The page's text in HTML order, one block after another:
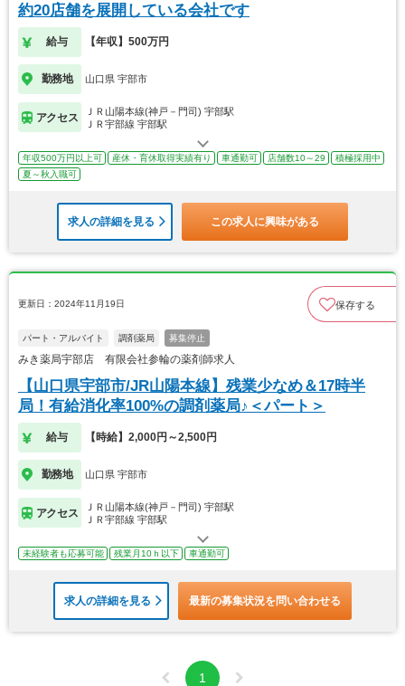
約20店舗を展開している会社です
給与 【年収】500万円
勤務地 山口県 宇部市
アクセス
ＪＲ山陽本線(神戸－門司) 宇部駅
ＪＲ宇部線 宇部駅
年収500万円以上可 産休・育休取得実績有り 車通勤可 店舗数10～29
積極採用中
夏～秋入職可
求人の詳細を見る この求人に興味がある
更新日：2024年11月19日 保存する
パート・アルバイト 調剤薬局 募集停止
みき薬局宇部店 有限会社参輪の薬剤師求人
【山口県宇部市/JR山陽本線】残業少なめ＆17時半
局！有給消化率100%の調剤薬局♪＜パート＞
給与 【時給】2,000円～2,500円
勤務地 山口県 宇部市
アクセス
ＪＲ山陽本線(神戸－門司) 宇部駅
ＪＲ宇部線 宇部駅
未経験者も応募可能 残業月10ｈ以下 車通勤可
求人の詳細を見る 最新の募集状況を問い合わせる
1